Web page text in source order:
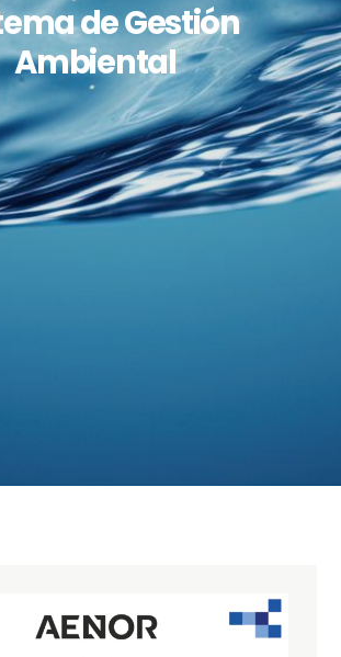
de Gestión
Ambiental